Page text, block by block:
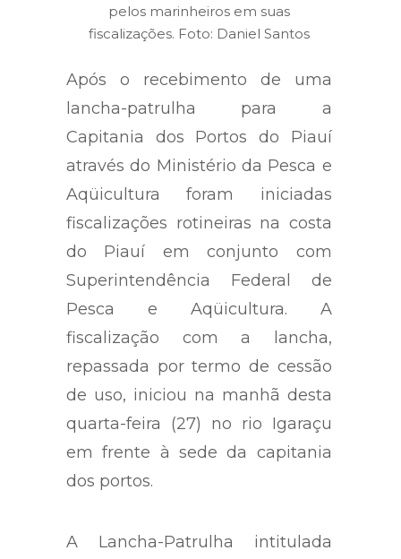
pelos marinheiros em suas
fiscalizações. Foto: Daniel Santos
Após o recebimento de uma
lancha-patrulha para a
Capitania dos Portos do Piauí
através do Ministério da Pesca e
Aqüicultura foram iniciadas
fiscalizações rotineiras na costa
do Piauí em conjunto com
Superintendência Federal de
Pesca e Aqüicultura. A
fiscalização com a lancha,
repassada por termo de cessão
de uso, iniciou na manhã desta
quarta-feira (27) no rio Igaraçu
em frente à sede da capitania
dos portos.
A Lancha-Patrulha intitulada